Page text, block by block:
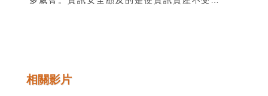
解並培養良好的使用習慣是很重要的。
相關影片